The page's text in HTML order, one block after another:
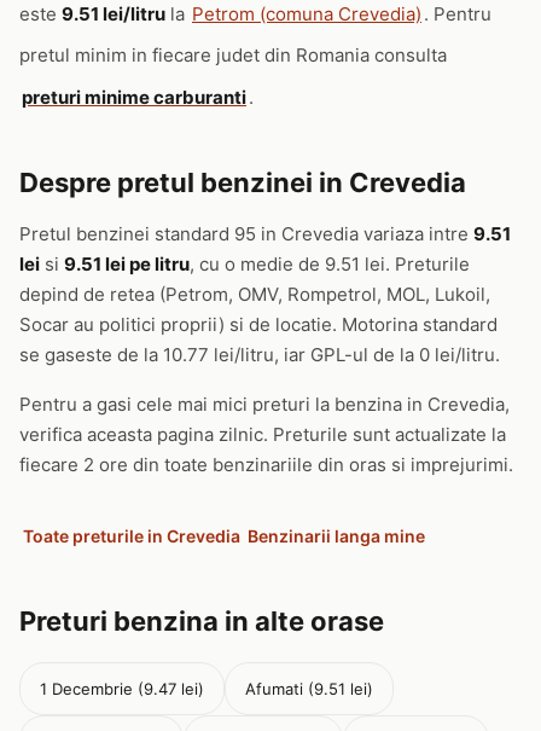
este 9.51 lei/litru la Petrom (comuna Crevedia) . Pentru
pretul minim in fiecare judet din Romania consulta
preturi minime carburanti.
Despre pretul benzinei in Crevedia
Pretul benzinei standard 95 in Crevedia variaza intre 9.51
lei si 9.51 lei pe litru, cu o medie de 9.51 lei. Preturile
depind de retea (Petrom, OMV, Rompetrol, MOL, Lukoil,
Socar au politici proprii) si de locatie. Motorina standard
se gaseste de la 10.77 lei/litru, iar GPL-ul de la 0 lei/litru.
Pentru a gasi cele mai mici preturi la benzina in Crevedia,
verifica aceasta pagina zilnic. Preturile sunt actualizate la
fiecare 2 ore din toate benzinariile din oras si imprejurimi.
Toate preturile in Crevedia Benzinarii langa mine
Preturi benzina in alte orase
1 Decembrie (9.47 lei) Afumati (9.51 lei)